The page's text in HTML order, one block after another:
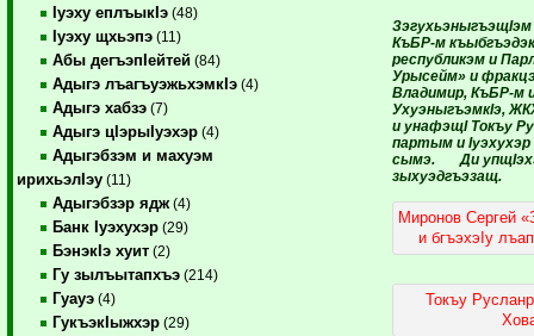
Iуэху еплъыкIэ (48)
Iуэху щхьэпэ (11)
Абы дегъэпIейтей (84)
Адыгэ лъагъуэжьхэмкIэ (4)
Адыгэ хабзэ (7)
Адыгэ цIэрыIуэхэр (4)
Адыгэбзэм и махуэм
ирихьэлIэу (11)
Адыгэбзэр ядж (4)
Банк Iуэхухэр (29)
БэнэкIэ хуит (2)
Гу зылъытапхъэ (214)
Гуауэ (4)
ГукъэкIыжхэр (29)
ЗэгухьэныгъэщIэм
КъБР-м
республикэм и
Урысейм» и
Владимир, КъБР-м
УхуэныгъэмкIэ,
и унафэщI Токъу
партым и
сымэ. Ди
зыхуэдгъэзащ.
Миронов Сергей
и бгъэхэIу
Токъу